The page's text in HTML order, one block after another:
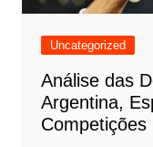
Uncategorized
Análise das
Argentina,
Competições